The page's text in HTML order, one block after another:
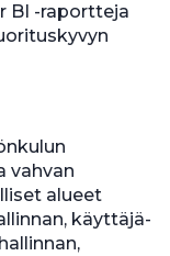
BI -raportteja
vahvan
alueet
käyttäjä-